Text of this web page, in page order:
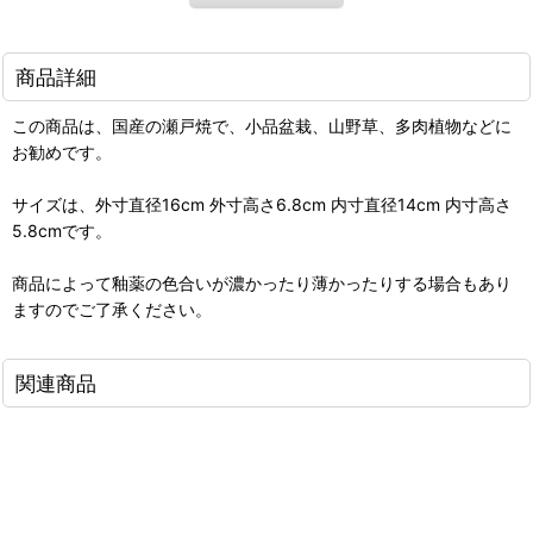
商品詳細
この商品は、国産の瀬戸焼で、小品盆栽、山野草、多肉植物などに
お勧めです。
サイズは、外寸直径16cm 外寸高さ6.8cm 内寸直径14cm 内寸高さ
5.8cmです。
商品によって釉薬の色合いが濃かったり薄かったりする場合もあり
ますのでご了承ください。
関連商品